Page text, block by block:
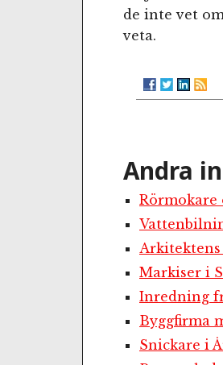
de inte vet
veta.
Andra
Rörmokare
Markiser i
Inredning
Byggfirma
Snickare i